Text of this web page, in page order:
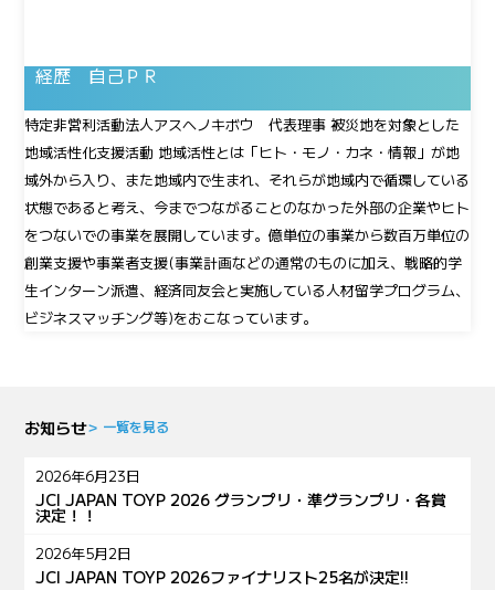
経歴 自己ＰＲ
特定非営利活動法人アスヘノキボウ 代表理事 被災地を対象とした
地域活性化支援活動 地域活性とは「ヒト・モノ・カネ・情報」が地
域外から入り、また地域内で生まれ、それらが地域内で循環している
状態であると考え、今までつながることのなかった外部の企業やヒト
をつないでの事業を展開しています。億単位の事業から数百万単位の
創業支援や事業者支援(事業計画などの通常のものに加え、戦略的学
生インターン派遣、経済同友会と実施している人材留学プログラム、
ビジネスマッチング等)をおこなっています。
お知らせ＞ 一覧を見る
2026年6月23日
JCI JAPAN TOYP 2026 グランプリ・準グランプリ・各賞
決定！！
2026年5月2日
JCI JAPAN TOYP 2026ファイナリスト25名が決定!!